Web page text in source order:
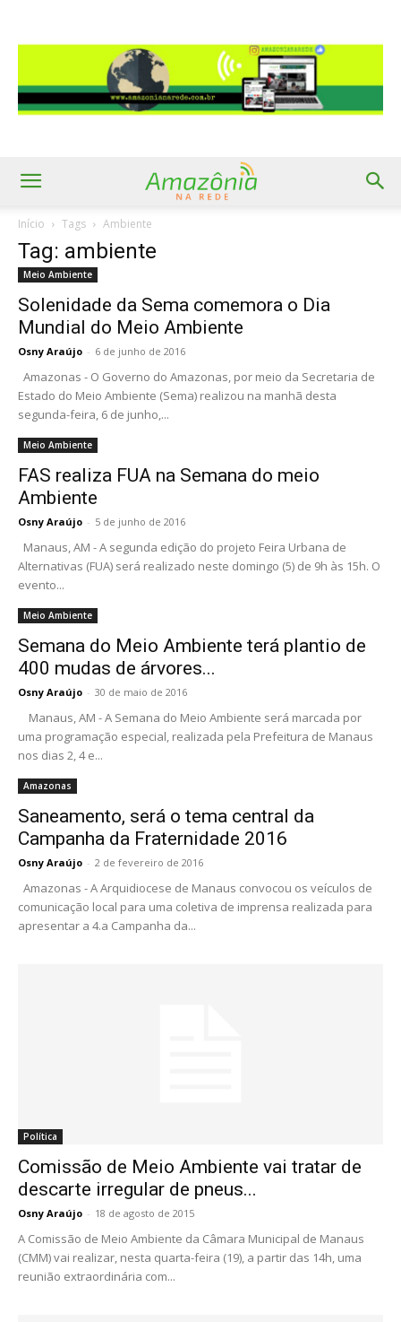
Início Tags Ambiente
Tag: ambiente
Meio Ambiente
Solenidade da Sema comemora o Dia
Mundial do Meio Ambiente
Osny Araújo - 6 de junho de 2016
Amazonas - O Governo do Amazonas, por meio da Secretaria de
Estado do Meio Ambiente (Sema) realizou na manhã desta
segunda-feira, 6 de junho,...
Meio Ambiente
FAS realiza FUA na Semana do meio
Ambiente
Osny Araújo - 5 de junho de 2016
Manaus, AM - A segunda edição do projeto Feira Urbana de
Alternativas (FUA) será realizado neste domingo (5) de 9h às 15h. O
evento...
Meio Ambiente
Semana do Meio Ambiente terá plantio de
400 mudas de árvores...
Osny Araújo - 30 de maio de 2016
Manaus, AM - A Semana do Meio Ambiente será marcada por
uma programação especial, realizada pela Prefeitura de Manaus
nos dias 2, 4 e...
Amazonas
Saneamento, será o tema central da
Campanha da Fraternidade 2016
Osny Araújo - 2 de fevereiro de 2016
Amazonas - A Arquidiocese de Manaus convocou os veículos de
comunicação local para uma coletiva de imprensa realizada para
apresentar a 4.a Campanha da...
Política
Comissão de Meio Ambiente vai tratar de
descarte irregular de pneus...
Osny Araújo - 18 de agosto de 2015
A Comissão de Meio Ambiente da Câmara Municipal de Manaus
(CMM) vai realizar, nesta quarta-feira (19), a partir das 14h, uma
reunião extraordinária com...